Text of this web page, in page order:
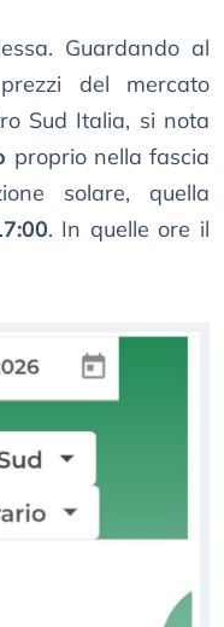
Guardando al
del mercato
Sud Italia, si nota
proprio nella fascia
solare, quella
. In quelle ore il